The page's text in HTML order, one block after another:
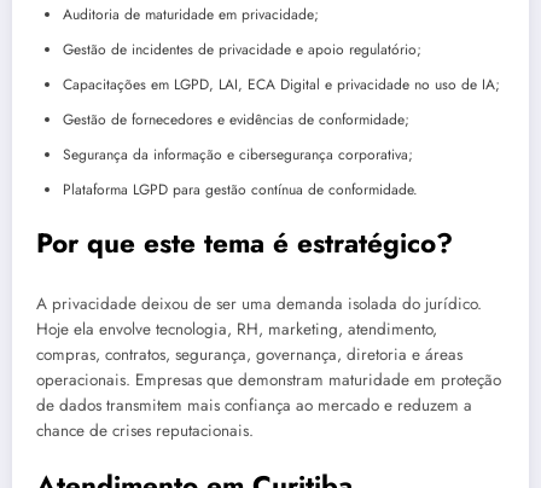
Auditoria de maturidade em privacidade;
Gestão de incidentes de privacidade e apoio regulatório;
Capacitações em LGPD, LAI, ECA Digital e privacidade no uso de IA;
Gestão de fornecedores e evidências de conformidade;
Segurança da informação e cibersegurança corporativa;
Plataforma LGPD para gestão contínua de conformidade.
Por que este tema é estratégico?
A privacidade deixou de ser uma demanda isolada do jurídico.
Hoje ela envolve tecnologia, RH, marketing, atendimento,
compras, contratos, segurança, governança, diretoria e áreas
operacionais. Empresas que demonstram maturidade em proteção
de dados transmitem mais confiança ao mercado e reduzem a
chance de crises reputacionais.